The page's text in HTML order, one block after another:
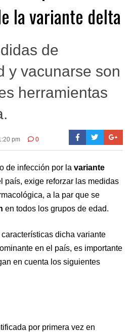
la variante delta
de
y vacunarse son
herramientas
pm 0
de infección por la variante
país, exige reforzar las medidas
a la par que se
en todos los grupos de edad.
dicha variante
en el país, es importante
en cuenta los siguientes
por primera vez en